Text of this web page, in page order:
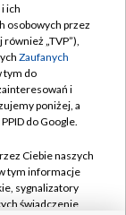
ich
osobowych przez
„TVP”),
Zaufanych
tym do
i
poniżej, a
do Google.
Ciebie naszych
tym informacje
sygnalizatory
świadczenie